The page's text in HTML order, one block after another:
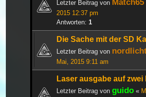
Letzter Beitrag von Match65
2015 12:37 pm
Antworten: 1
Die Sache mit der SD
Letzter Beitrag von
Mai, 2015 9:11 am
Laser ausgabe auf zwei
Letzter Beitrag von guido «